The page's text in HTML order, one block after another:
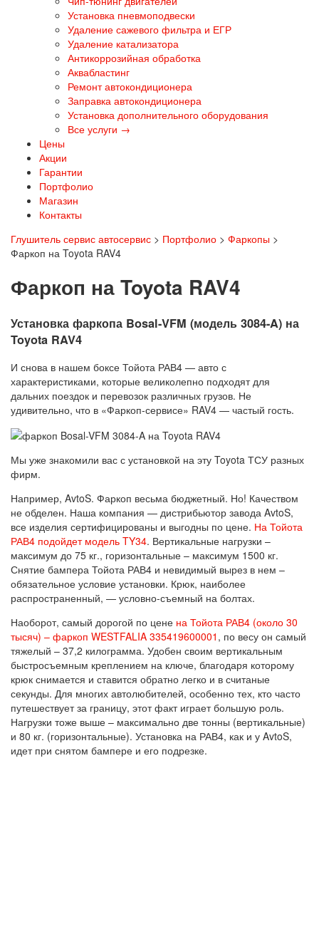
Установка пневмоподвески
Удаление сажевого фильтра и ЕГР
Удаление катализатора
Антикоррозийная обработка
Аквабластинг
Ремонт автокондиционера
Заправка автокондиционера
Установка дополнительного оборудования
Все услуги →
Цены
Акции
Гарантии
Портфолио
Магазин
Контакты
Глушитель сервис автосервис > Портфолио > Фаркопы >
Фаркоп на Toyota RAV4
Фаркоп на Toyota RAV4
Установка фаркопа Bosal-VFM (модель 3084-A) на
Toyota RAV4
И снова в нашем боксе Тойота РАВ4 — авто с
характеристиками, которые великолепно подходят для
дальних поездок и перевозок различных грузов. Не
удивительно, что в «Фаркоп-сервисе» RAV4 — частый гость.
Мы уже знакомили вас с установкой на эту Toyota ТСУ разных
фирм.
Например, AvtoS. Фаркоп весьма бюджетный. Но! Качеством
не обделен. Наша компания — дистрибьютор завода AvtoS,
все изделия сертифицированы и выгодны по цене. На Тойота
РАВ4 подойдет модель TY34. Вертикальные нагрузки –
максимум до 75 кг., горизонтальные – максимум 1500 кг.
Снятие бампера Тойота РАВ4 и невидимый вырез в нем –
обязательное условие установки. Крюк, наиболее
распространенный, — условно-съемный на болтах.
Наоборот, самый дорогой по цене на Тойота РАВ4 (около 30
тысяч) – фаркоп WESTFALIA 335419600001 , по весу он самый
тяжелый – 37,2 килограмма. Удобен своим вертикальным
быстросъемным креплением на ключе, благодаря которому
крюк снимается и ставится обратно легко и в считаные
секунды. Для многих автолюбителей, особенно тех, кто часто
путешествует за границу, этот факт играет большую роль.
Нагрузки тоже выше – максимально две тонны (вертикальные)
и 80 кг. (горизонтальные). Установка на РАВ4, как и у AvtoS,
идет при снятом бампере и его подрезке.